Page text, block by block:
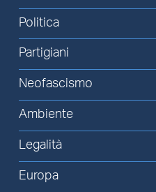
Politica
Partigiani
Neofascismo
Ambiente
Legalità
Europa